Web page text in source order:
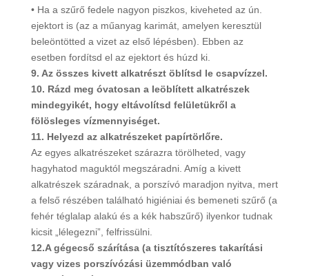
• Ha a szűrő fedele nagyon piszkos, kiveheted az ún.
ejektort is (az a műanyag karimát, amelyen keresztül
beleöntötted a vizet az első lépésben). Ebben az
esetben fordítsd el az ejektort és húzd ki.
9. Az összes kivett alkatrészt öblítsd le csapvízzel.
10. Rázd meg óvatosan a leöblített alkatrészek
mindegyikét, hogy eltávolítsd felületükről a
fölösleges vízmennyiséget.
11. Helyezd az alkatrészeket papírtörlőre.
Az egyes alkatrészeket szárazra törölheted, vagy
hagyhatod maguktól megszáradni. Amíg a kivett
alkatrészek száradnak, a porszívó maradjon nyitva, mert
a felső részében található higiéniai és bemeneti szűrő (a
fehér téglalap alakú és a kék habszűrő) ilyenkor tudnak
kicsit „lélegezni”, felfrissülni.
12.A gégecső szárítása (a tisztítószeres takarítási
vagy vizes porszívózási üzemmódban való